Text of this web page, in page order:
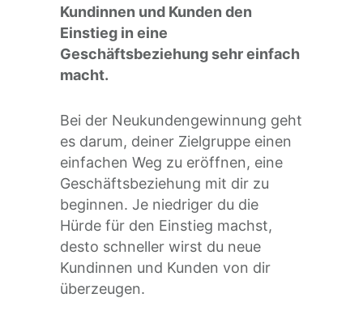
Kundinnen und Kunden den
Einstieg in eine
Geschäftsbeziehung sehr einfach
macht.
Bei der Neukundengewinnung geht
es darum, deiner Zielgruppe einen
einfachen Weg zu eröffnen, eine
Geschäftsbeziehung mit dir zu
beginnen. Je niedriger du die
Hürde für den Einstieg machst,
desto schneller wirst du neue
Kundinnen und Kunden von dir
überzeugen.